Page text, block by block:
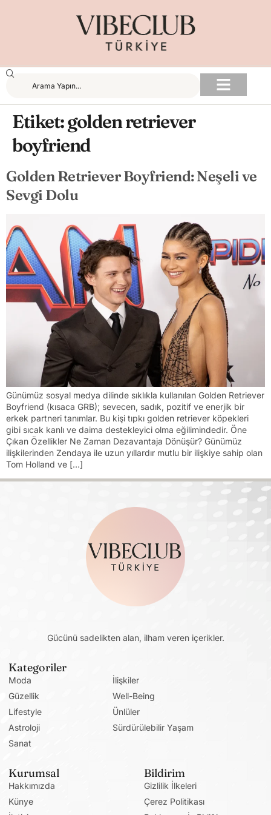
Etiket:golden retriever
boyfriend
Golden Retriever Boyfriend: Neşeli ve
Sevgi Dolu
Günümüz sosyal medya dilinde sıklıkla kullanılan Golden Retriever
Boyfriend (kısaca GRB); sevecen, sadık, pozitif ve enerjik bir
erkek partneri tanımlar. Bu kişi tıpkı golden retriever köpekleri
gibi sıcak kanlı ve daima destekleyici olma eğilimindedir. Öne
Çıkan Özellikler Ne Zaman Dezavantaja Dönüşür? Günümüz
ilişkilerinden Zendaya ile uzun yıllardır mutlu bir ilişkiye sahip olan
Tom Holland ve […]
Gücünü sadelikten alan, ilham veren içerikler.
Kategoriler
Moda
Güzellik
Lifestyle
Astroloji
Sanat
İlişkiler
Well-Being
Ünlüler
Sürdürülebilir Yaşam
Kurumsal
Hakkımızda
Künye
Bildirim
Gizlilik İlkeleri
Çerez Politikası